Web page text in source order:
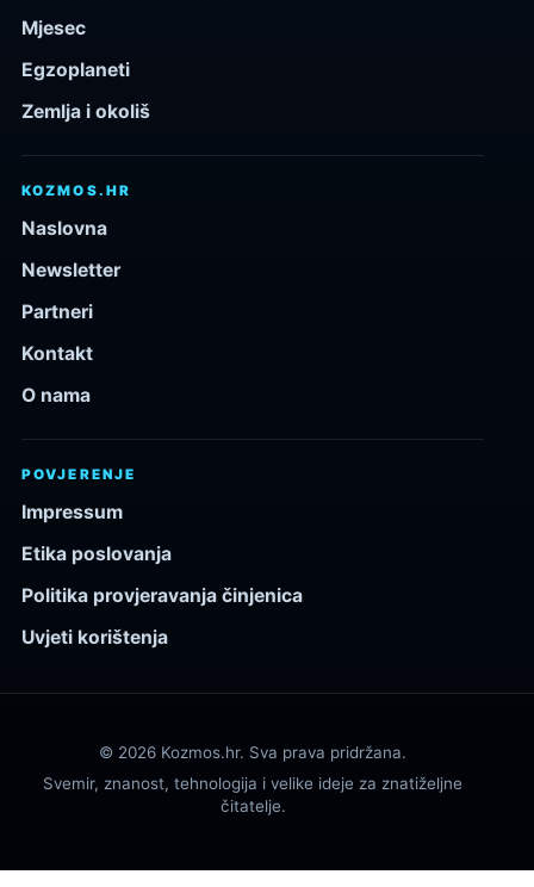
Mjesec
Egzoplaneti
Zemlja i okoliš
KOZMOS.HR
Naslovna
Newsletter
Partneri
Kontakt
O nama
POVJERENJE
Impressum
Etika poslovanja
Politika provjeravanja činjenica
Uvjeti korištenja
© 2026 Kozmos.hr. Sva prava pridržana.
Svemir, znanost, tehnologija i velike ideje za znatiželjne
čitatelje.